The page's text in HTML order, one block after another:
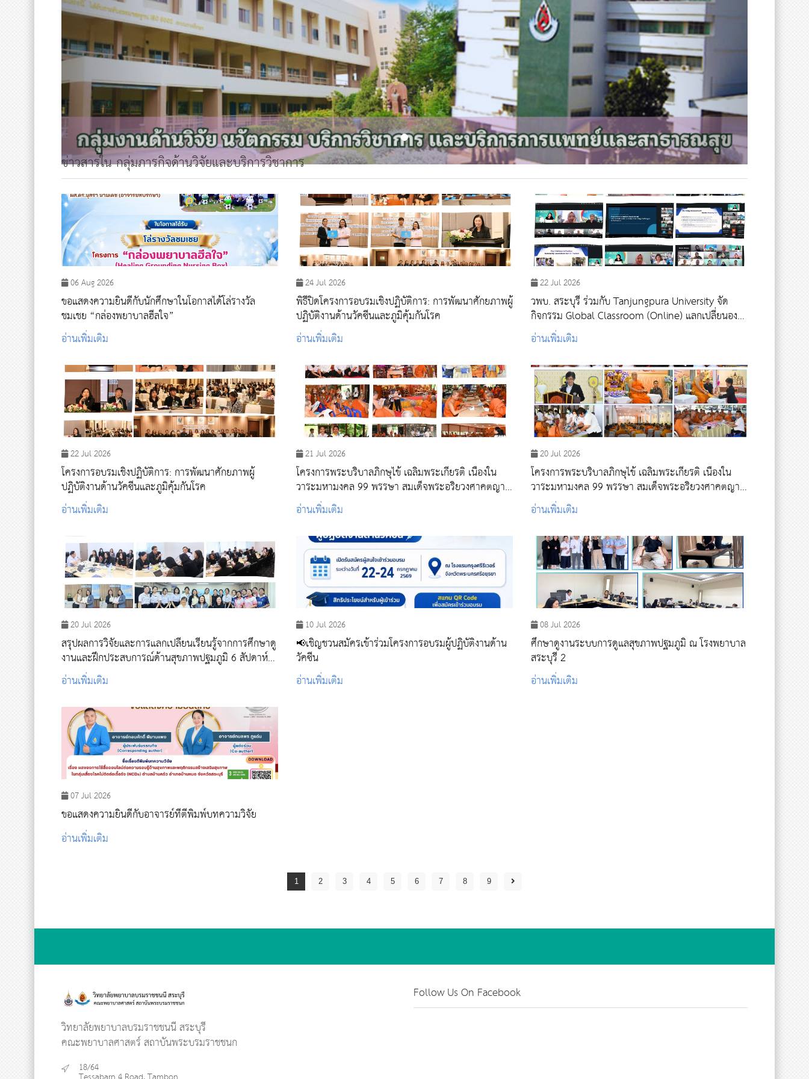
ข่าวสารใน กลุ่มภารกิจด้านวิจัยและบริการวิชาการ
06 Aug 2026
ขอแสดงความยินดีกับนักศึกษาในโอกาสได้โล่รางวัล
ชมเชย “กล่องพยาบาลฮีลใจ”
อ่านเพิ่มเติม
24 Jul 2026
พิธีปิดโครงการอบรมเชิงปฏิบัติการ: การพัฒนาศักยภาพผู้
ปฏิบัติงานด้านวัคซีนและภูมิคุ้มกันโรค
อ่านเพิ่มเติม
22 Jul 2026
วพบ. สระบุรี ร่วมกับ Tanjungpura University จัด
กิจกรรม Global Classroom (Online) แลกเปลี่ยนองค์
ความรู้ด้านการพยาบาลผู้ใหญ่และผู้สูงอายุ
อ่านเพิ่มเติม
22 Jul 2026
โครงการอบรมเชิงปฏิบัติการ: การพัฒนาศักยภาพผู้
ปฏิบัติงานด้านวัคซีนและภูมิคุ้มกันโรค
อ่านเพิ่มเติม
21 Jul 2026
โครงการพระบริบาลภิกษุไข้ เฉลิมพระเกียรติ เนื่องใน
วาระมหามงคล 99 พรรษา สมเด็จพระอริยวงศาคตญาณ
สมเด็จพระสังฆราช สกลมหาสังฆปริณายก ณ สำนัก
ปฏิบัติธรรมสิริธรรมมุนี วัดศรีบุรีรตนาราม จังหวัดสระบุรี
อ่านเพิ่มเติม
20 Jul 2026
โครงการพระบริบาลภิกษุไข้ เฉลิมพระเกียรติ เนื่องใน
วาระมหามงคล 99 พรรษา สมเด็จพระอริยวงศาคตญาณ
สมเด็จพระสังฆราช สกลมหาสังฆปริณายก ณ วัดอุดม
ธานี อำเภอเมืองนครนายก จังหวัดนครนายก
อ่านเพิ่มเติม
20 Jul 2026
สรุปผลการวิจัยและการแลกเปลี่ยนเรียนรู้จากการศึกษาดู
งานและฝึกประสบการณ์ด้านสุขภาพปฐมภูมิ 6 สัปดาห์
ของนักศึกษาแพทย์จาก Harvard Medical School
สหรัฐอเมริกา
อ่านเพิ่มเติม
10 Jul 2026
📢เชิญชวนสมัครเข้าร่วมโครงการอบรมผู้ปฏิบัติงานด้าน
วัคซีน
อ่านเพิ่มเติม
08 Jul 2026
ศึกษาดูงานระบบการดูแลสุขภาพปฐมภูมิ ณ โรงพยาบาล
สระบุรี 2
อ่านเพิ่มเติม
07 Jul 2026
ขอแสดงความยินดีกับอาจารย์ที่ตีพิมพ์บทความวิจัย
อ่านเพิ่มเติม
1 2 3 4 5 6 7 8 9
วิทยาลัยพยาบาลบรมราชชนนี สระบุรี
คณะพยาบาลศาสตร์ สถาบันพระบรมราชชนก
18/64
Follow Us On Facebook